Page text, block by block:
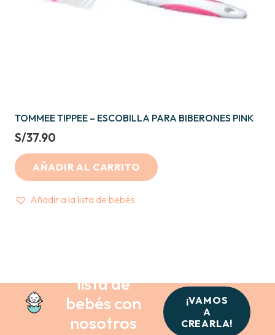
TOMMEE TIPPEE – ESCOBILLA PARA BIBERONES PINK
S/37.90
AÑADIR AL CARRITO
Añadir a la lista de bebés
lista de
bebés con
nosotros
¡VAMOS
A
CREARLA!